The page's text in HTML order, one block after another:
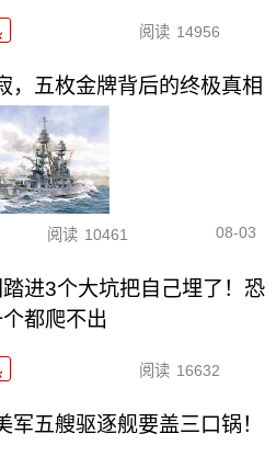
阅读 14956
，五枚金牌背后的终极真相
阅读 10461 08-03
进3个大坑把自己埋了！恐
都爬不出
阅读 16632
军五艘驱逐舰要盖三口锅！